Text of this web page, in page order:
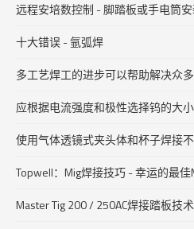
远程安培数控制 - 脚踏板或手电筒安
十大错误 - 氩弧焊
多工艺焊工的进步可以帮助解决众
应根据电流强度和极性选择钨的大小
使用气体透镜式夹头体和杯子焊接
Topwell：Mig焊接技巧 - 幸运的最
Master Tig 200 / 250AC焊接踏板技